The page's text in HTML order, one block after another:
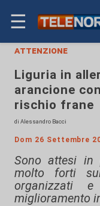
☰
attenzione
Liguria in
arancione
rischio frane
di Alessandro Bacci
Dom 26 Settembre
Sono attesi in
molto forti
organizzati
miglioramento